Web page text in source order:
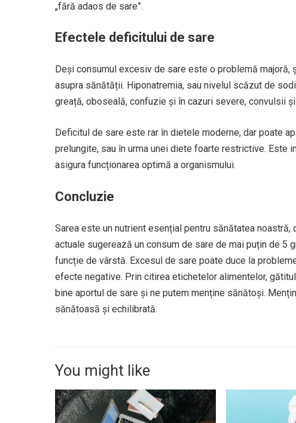
„fără adaos de sare”.
Efectele deficitului de sare
Deși consumul excesiv de sare este o problemă
asupra sănătății. Hiponatremia, sau nivelul scăzut de
greață, oboseală, confuzie și în cazuri severe, convulsii
Deficitul de sare este rar în dietele moderne, dar poate
prelungite, sau în urma unei diete foarte restrictive. Este
asigura funcționarea optimă a organismului.
Concluzie
Sarea este un nutrient esențial pentru sănătatea
actuale sugerează un consum de sare de mai puțin de 5
funcție de vârstă. Excesul de sare poate duce la
efecte negative. Prin citirea etichetelor alimentelor,
bine aportul de sare și ne putem menține sănătoși.
sănătoasă și echilibrată.
You might like